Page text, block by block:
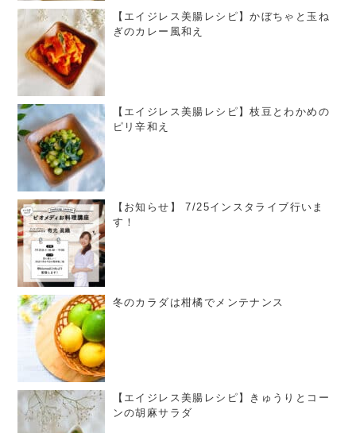
【エイジレス美腸レシピ】かぼちゃと玉ね
ぎのカレー風和え
【エイジレス美腸レシピ】枝豆とわかめの
ピリ辛和え
【お知らせ】 7/25インスタライブ行いま
す！
冬のカラダは柑橘でメンテナンス
【エイジレス美腸レシピ】きゅうりとコー
ンの胡麻サラダ